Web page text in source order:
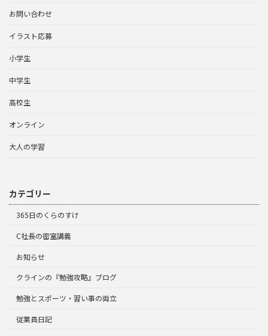
お問い合わせ
イラスト応募
小学生
中学生
高校生
オンライン
大人の学習
カテゴリー
365日のくらのすけ
C社長の密室講義
お知らせ
クラインの『勉強攻略』ブログ
勉強とスポーツ・習い事の両立
従業員日記